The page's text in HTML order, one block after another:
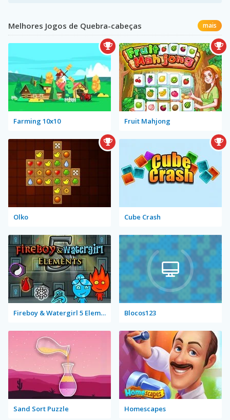
Melhores Jogos de Quebra-cabeças mais
Farming 10x10 Fruit Mahjong
Olko Cube Crash
Fireboy & Watergirl 5 Elements Blocos123
Sand Sort Puzzle Homescapes